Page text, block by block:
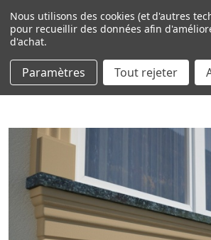
Passer au
Nous utilisons des cookies (et d'autres
pour recueillir des données afin
d'achat.
Paramètres Tout rejeter